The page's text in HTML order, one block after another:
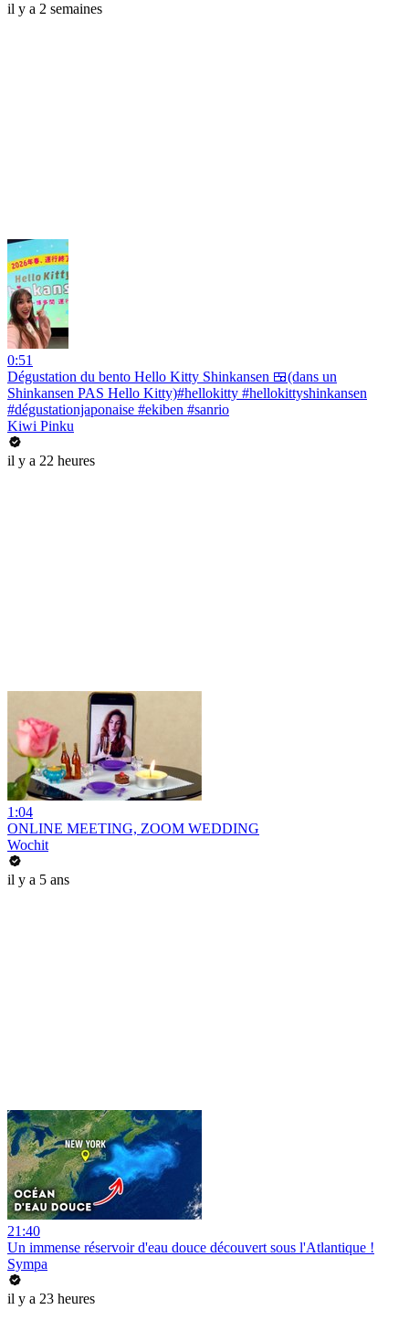
il y a 2 semaines
0:51
Dégustation du bento Hello Kitty Shinkansen 🍱(dans un
Shinkansen PAS Hello Kitty)#hellokitty #hellokittyshinkansen
#dégustationjaponaise #ekiben #sanrio
Kiwi Pinku
il y a 22 heures
1:04
ONLINE MEETING, ZOOM WEDDING
Wochit
il y a 5 ans
21:40
Un immense réservoir d'eau douce découvert sous l'Atlantique !
Sympa
il y a 23 heures